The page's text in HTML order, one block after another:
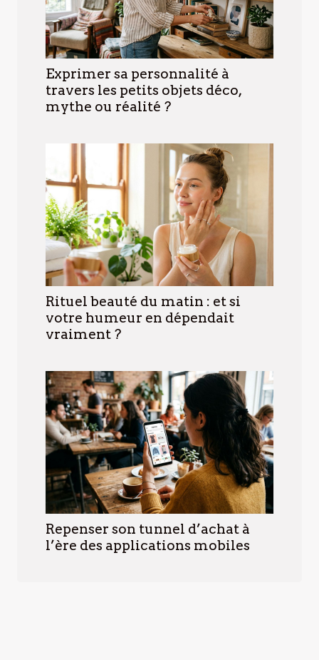
Exprimer sa personnalité à
travers les petits objets déco,
mythe ou réalité ?
Rituel beauté du matin : et si
votre humeur en dépendait
vraiment ?
Repenser son tunnel d’achat à
l’ère des applications mobiles